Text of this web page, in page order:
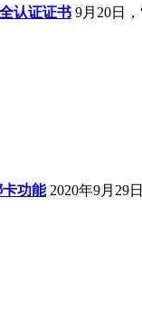
认证证书 9月20日
功能 2020年9月29